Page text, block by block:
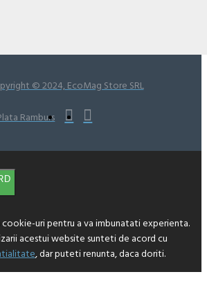
© 2024, EcoMag Store SRL
Ramburs
uri pentru a va imbunatati experienta.
acestui website sunteti de acord cu
, dar puteti renunta, daca doriti.